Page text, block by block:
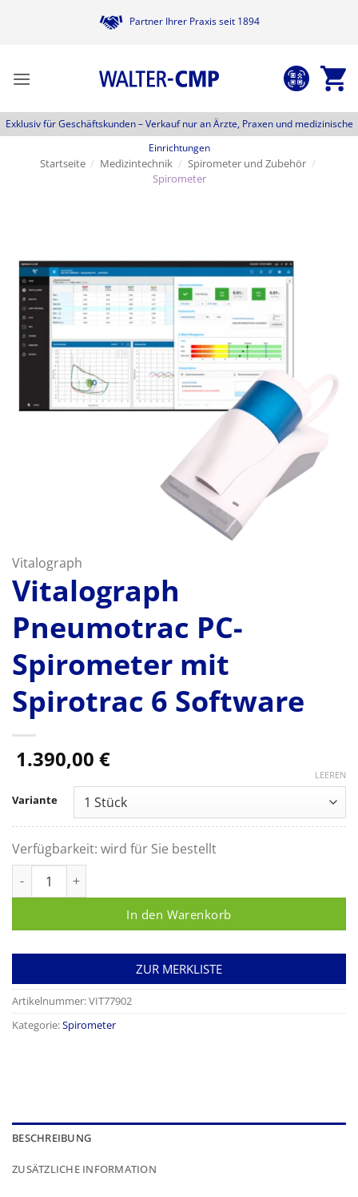
Partner Ihrer Praxis seit 1894
Exklusiv für Geschäftskunden –Verkauf nur an Ärzte, Praxen und medizinische
Einrichtungen
Startseite / Medizintechnik / Spirometer und Zubehör /
Spirometer
Vitalograph
Vitalograph
Pneumotrac PC-
Spirometer mit
Spirotrac 6 Software
1.390,00 €
Variante
LEEREN
Verfügbarkeit: wird für Sie bestellt
In den Warenkorb
ZUR MERKLISTE
Artikelnummer:VIT77902
Kategorie:Spirometer
BESCHREIBUNG
ZUSÄTZLICHE INFORMATION